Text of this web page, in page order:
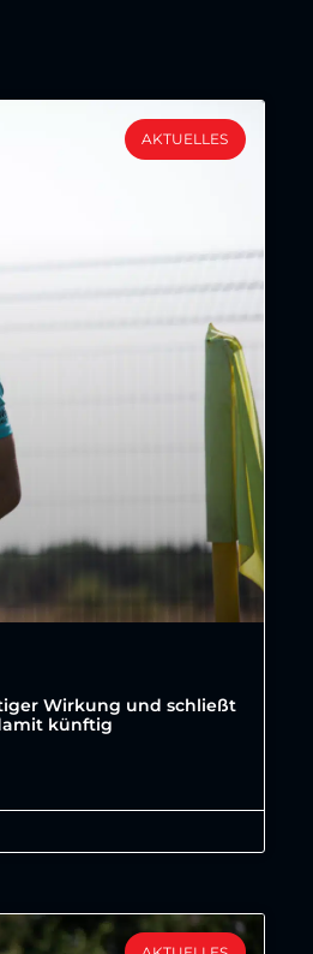
AKTUELLES
Wirkung und schließt
künftig